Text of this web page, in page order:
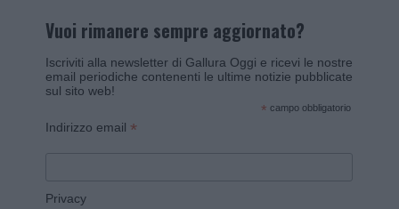
Vuoi rimanere sempre aggiornato?
Iscriviti alla newsletter di Gallura Oggi e ricevi le nostre
email periodiche contenenti le ultime notizie pubblicate
sul sito web!
* campo obbligatorio
Indirizzo email *
Privacy